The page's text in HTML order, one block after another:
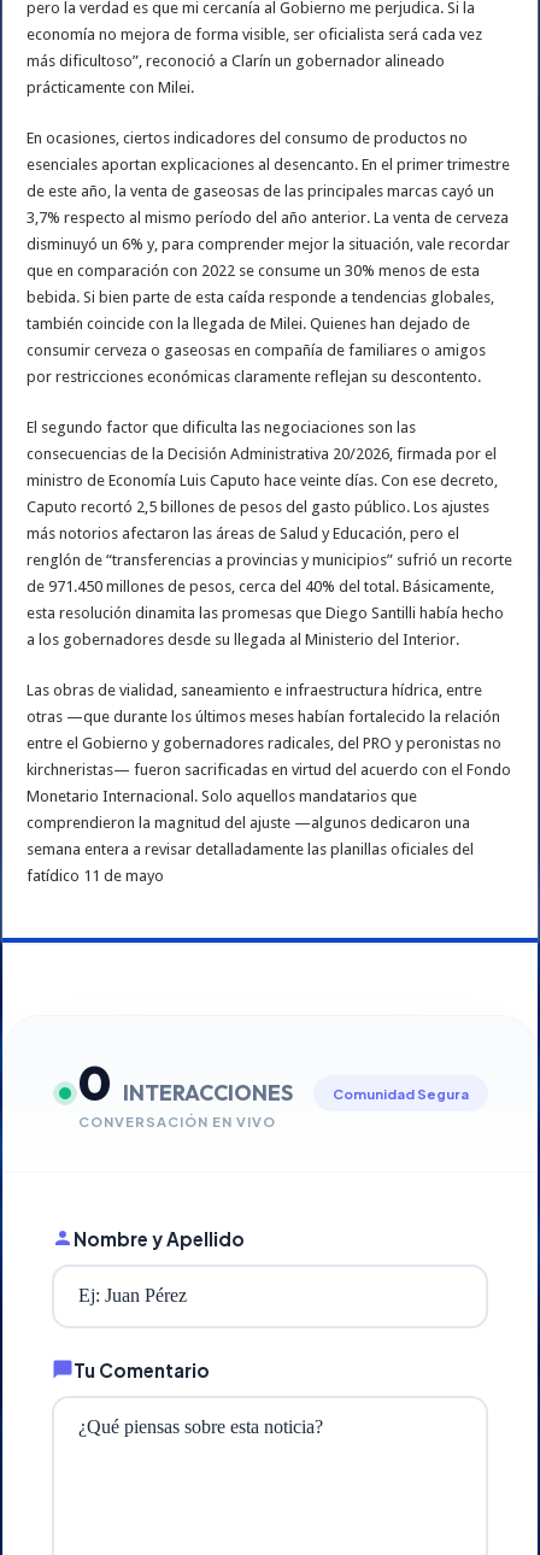
pero la verdad es que mi cercanía al Gobierno me perjudica. Si la
economía no mejora de forma visible, ser oficialista será cada vez
más dificultoso”, reconoció a Clarín un gobernador alineado
prácticamente con Milei.
En ocasiones, ciertos indicadores del consumo de productos no
esenciales aportan explicaciones al desencanto. En el primer trimestre
de este año, la venta de gaseosas de las principales marcas cayó un
3,7% respecto al mismo período del año anterior. La venta de cerveza
disminuyó un 6% y, para comprender mejor la situación, vale recordar
que en comparación con 2022 se consume un 30% menos de esta
bebida. Si bien parte de esta caída responde a tendencias globales,
también coincide con la llegada de Milei. Quienes han dejado de
consumir cerveza o gaseosas en compañía de familiares o amigos
por restricciones económicas claramente reflejan su descontento.
El segundo factor que dificulta las negociaciones son las
consecuencias de la Decisión Administrativa 20/2026, firmada por el
ministro de Economía Luis Caputo hace veinte días. Con ese decreto,
Caputo recortó 2,5 billones de pesos del gasto público. Los ajustes
más notorios afectaron las áreas de Salud y Educación, pero el
renglón de “transferencias a provincias y municipios” sufrió un recorte
de 971.450 millones de pesos, cerca del 40% del total. Básicamente,
esta resolución dinamita las promesas que Diego Santilli había hecho
a los gobernadores desde su llegada al Ministerio del Interior.
Las obras de vialidad, saneamiento e infraestructura hídrica, entre
otras —que durante los últimos meses habían fortalecido la relación
entre el Gobierno y gobernadores radicales, del PRO y peronistas no
kirchneristas— fueron sacrificadas en virtud del acuerdo con el Fondo
Monetario Internacional. Solo aquellos mandatarios que
comprendieron la magnitud del ajuste —algunos dedicaron una
semana entera a revisar detalladamente las planillas oficiales del
fatídico 11 de mayo
0 INTERACCIONES
CONVERSACIÓN EN VIVO
Comunidad Segura
Nombre y Apellido
Tu Comentario